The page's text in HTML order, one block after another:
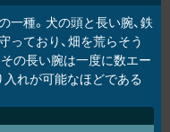
一種。犬の頭と長い腕、鉄
っており、畑を荒らそう
の長い腕は一度に数エー
入れが可能なほどである